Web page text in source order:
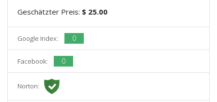
Geschätzter Preis: $ 25.00
Google Index: 0
Facebook: 0
Norton: